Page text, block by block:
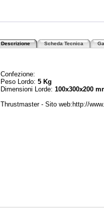
Descrizione Scheda Tecnica
Confezione:
Peso Lordo: 5 Kg
Dimensioni Lorde:100x300x200
Thrustmaster - Sito web: http://